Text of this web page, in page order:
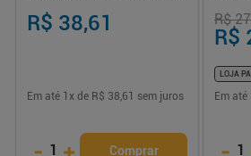
R$ 38,61
Em até 1 x de R$ 38,61 sem juros
1 Comprar
R$
R$
LOJA
Em até
1